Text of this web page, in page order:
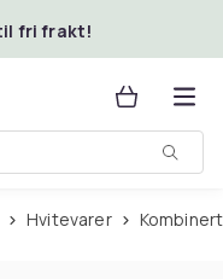
fri frakt!
Hvitevarer